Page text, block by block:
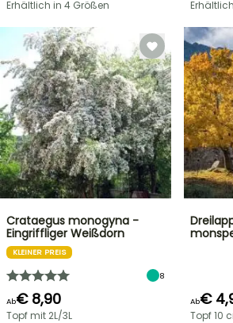
Erhältlich in 4 Größen
Crataegus monogyna -
Eingriffliger Weißdorn
KLEINER PREIS
8
Ab€ 8,90
Topf mit 2L/3L
Ab€
Topf 10